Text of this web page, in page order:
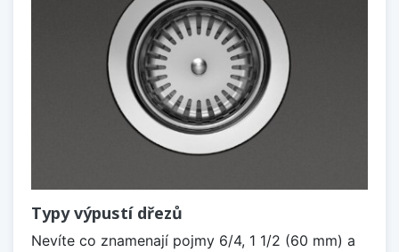
Typy výpustí dřezů
Nevíte co znamenají pojmy 6/4, 1 1/2 (60 mm) a